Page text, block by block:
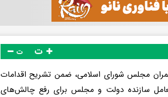
ت
مجلس شورای اسلامی، ضمن تشریح اقدامات
سازنده دولت و مجلس برای رفع چالش‌های